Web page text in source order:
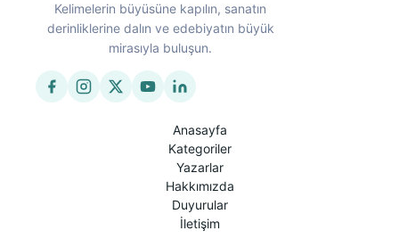
Kelimelerin büyüsüne kapılın, sanatın
derinliklerine dalın ve edebiyatın büyük
mirasıyla buluşun.
Anasayfa
Kategoriler
Yazarlar
Hakkımızda
Duyurular
İletişim